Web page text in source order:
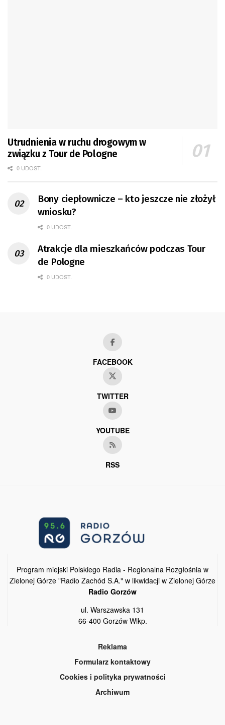
Utrudnienia w ruchu drogowym w
związku z Tour de Pologne
0 UDOST.
Bony ciepłownicze – kto jeszcze nie złożył
wniosku?
0 UDOST.
Atrakcje dla mieszkańców podczas Tour
de Pologne
0 UDOST.
FACEBOOK
TWITTER
YOUTUBE
RSS
Program miejski Polskiego Radia - Regionalna Rozgłośnia w
Zielonej Górze "Radio Zachód S.A." w likwidacji w Zielonej Górze
Radio Gorzów
ul. Warszawska 131
66-400 Gorzów Wlkp.
Reklama
Formularz kontaktowy
Cookies i polityka prywatności
Archiwum